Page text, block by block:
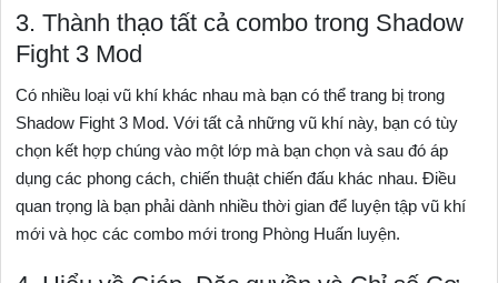
3. Thành thạo tất cả combo trong Shadow
Fight 3 Mod
Có nhiều loại vũ khí khác nhau mà bạn có thể trang bị trong
Shadow Fight 3 Mod. Với tất cả những vũ khí này, bạn có tùy
chọn kết hợp chúng vào một lớp mà bạn chọn và sau đó áp
dụng các phong cách, chiến thuật chiến đấu khác nhau. Điều
quan trọng là bạn phải dành nhiều thời gian để luyện tập vũ khí
mới và học các combo mới trong Phòng Huấn luyện.